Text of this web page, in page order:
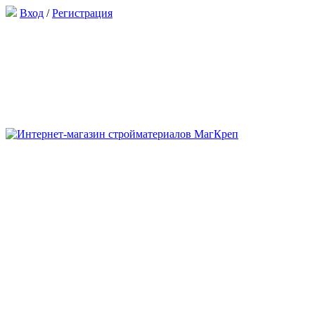
Вход /Регистрация